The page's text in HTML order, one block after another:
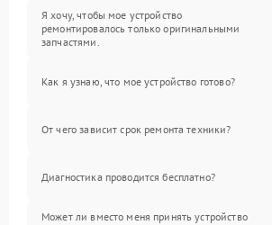
Я хочу, чтобы мое устройство
ремонтировалось только оригинальными
запчастями.
Как я узнаю, что мое устройство готово?
От чего зависит срок ремонта техники?
Диагностика проводится бесплатно?
Может ли вместо меня принять устройство